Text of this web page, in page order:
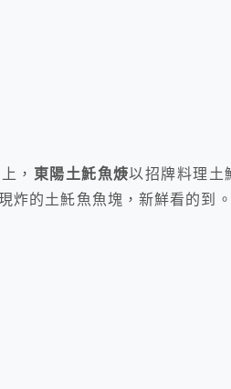
， 東陽土魠魚焿以招牌料理土
炸的土魠魚魚塊，新鮮看的到。